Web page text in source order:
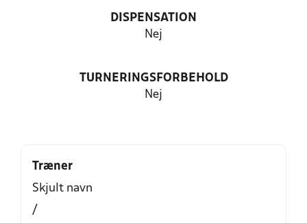
DISPENSATION
Nej
TURNERINGSFORBEHOLD
Nej
Træner
Skjult navn
/